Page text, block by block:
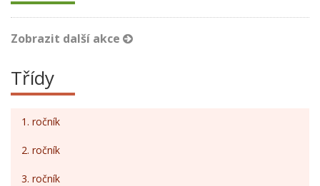
Zobrazit další akce
Třídy
1. ročník
2. ročník
3. ročník